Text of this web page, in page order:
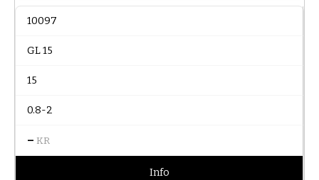
10097
GL 15
15
0.8-2
– KR
Info